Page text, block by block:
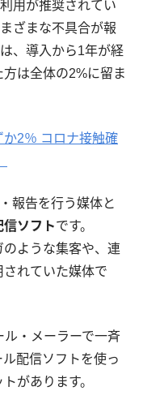
用が推奨されてい
ざまな不具合が報
、導入から1年が経
は全体の2%に留ま
2％ コロナ接触確
報告を行う媒体と
信ソフトです。
ような集客や、連
れていた媒体で
・メーラーで一斉
配信ソフトを使っ
があります。